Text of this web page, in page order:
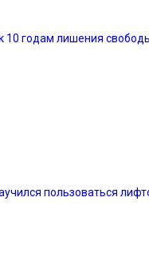
10 годам лишения
пользоваться